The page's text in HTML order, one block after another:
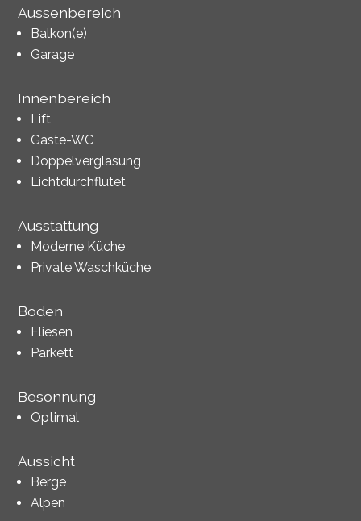
Aussenbereich
Balkon(e)
Garage
Innenbereich
Lift
Gäste-WC
Doppelverglasung
Lichtdurchflutet
Ausstattung
Moderne Küche
Private Waschküche
Boden
Fliesen
Parkett
Besonnung
Optimal
Aussicht
Berge
Alpen